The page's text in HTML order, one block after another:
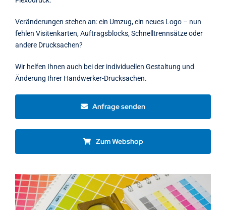
Veränderungen stehen an: ein Umzug, ein neues Logo – nun
fehlen Visitenkarten, Auftragsblocks, Schnelltrennsätze oder
andere Drucksachen?
Wir helfen Ihnen auch bei der individuellen Gestaltung und
Änderung Ihrer Handwerker-Drucksachen.
Anfrage senden
Zum Webshop